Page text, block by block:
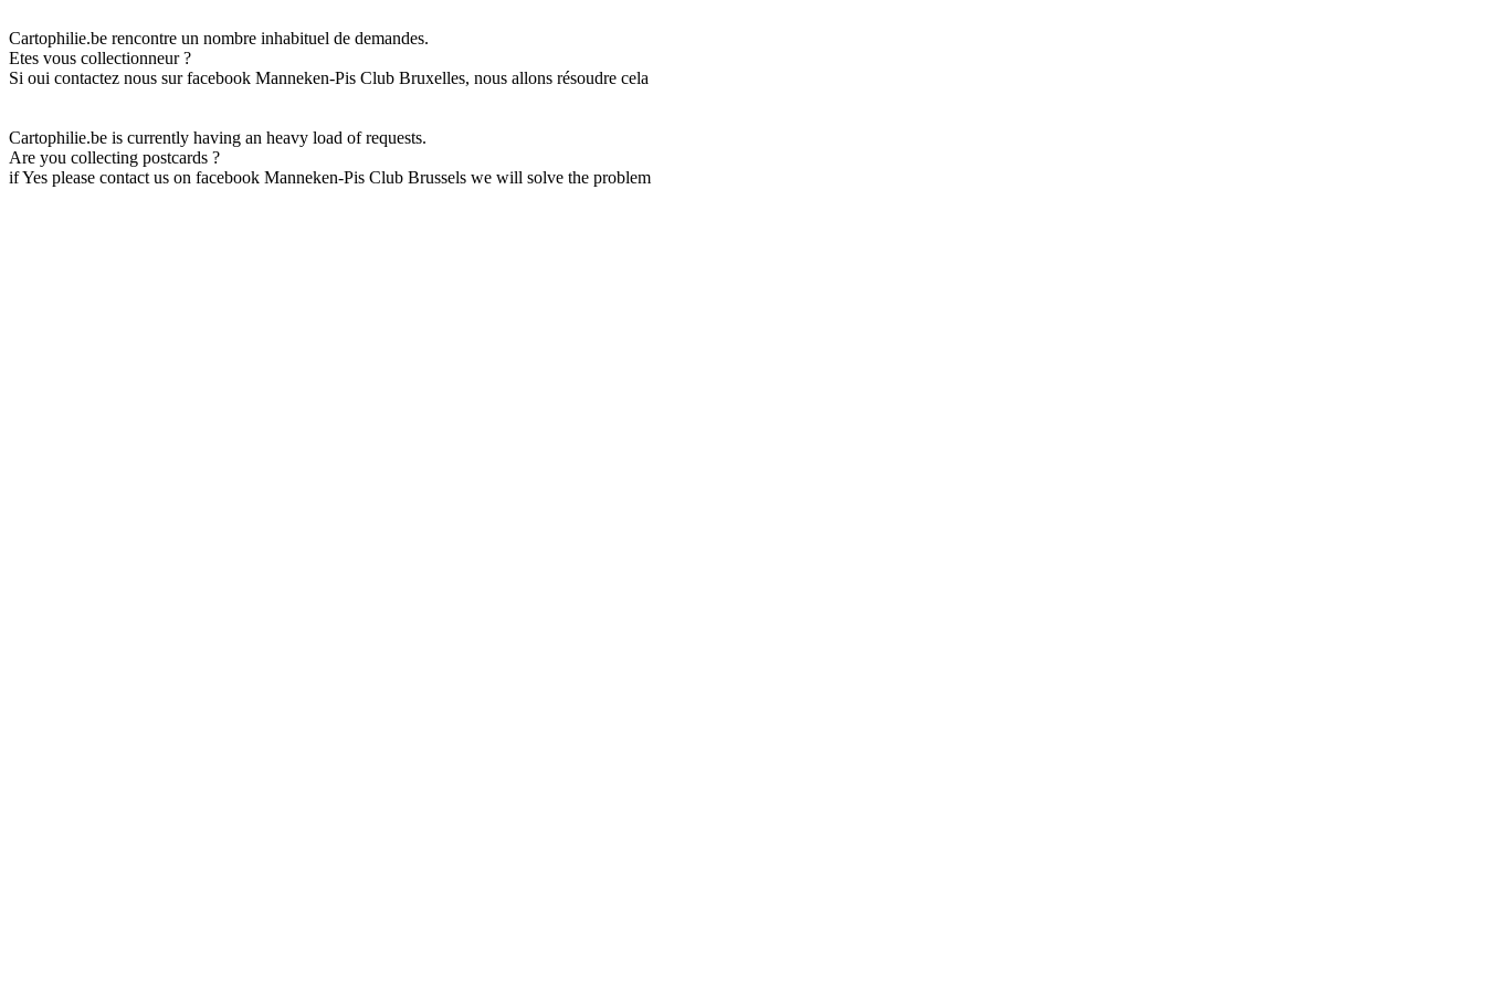
Cartophilie.be rencontre un nombre inhabituel de demandes.
Etes vous collectionneur ?
Si oui contactez nous sur facebook Manneken-Pis Club Bruxelles, nous allons résoudre cela
Cartophilie.be is currently having an heavy load of requests.
Are you collecting postcards ?
if Yes please contact us on facebook Manneken-Pis Club Brussels we will solve the problem